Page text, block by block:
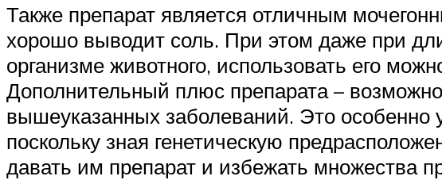
Также препарат является отличным
хорошо выводит соль. При этом даже при
организме животного, использовать его
Дополнительный плюс препарата –
вышеуказанных заболеваний. Это особенно
поскольку зная генетическую
давать им препарат и избежать множества